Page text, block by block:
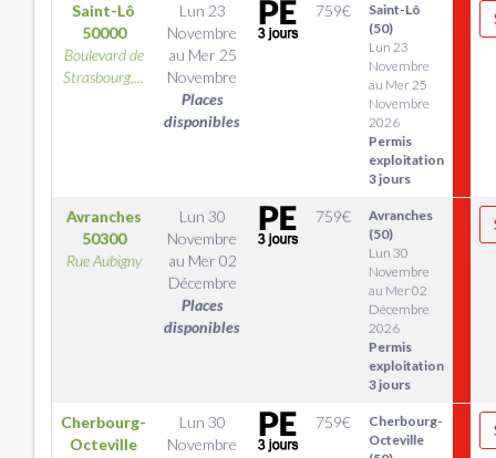
Saint-Lô
50000
Boulevard de
Strasbourg,...
Lun 23
Novembre
au Mer 25
Novembre
Places
disponibles
759€
Saint-Lô
(50)
Lun 23
Novembre
au Mer 25
Novembre
2026
Permis
exploitation
3 jours
Avranches
50300
Rue Aubigny
Lun 30
Novembre
au Mer 02
Décembre
Places
disponibles
759€
Avranches
(50)
Lun 30
Novembre
au Mer 02
Décembre
2026
Permis
exploitation
3 jours
Cherbourg-
Octeville
Lun 30
Novembre
759€
Cherbourg-
Octeville